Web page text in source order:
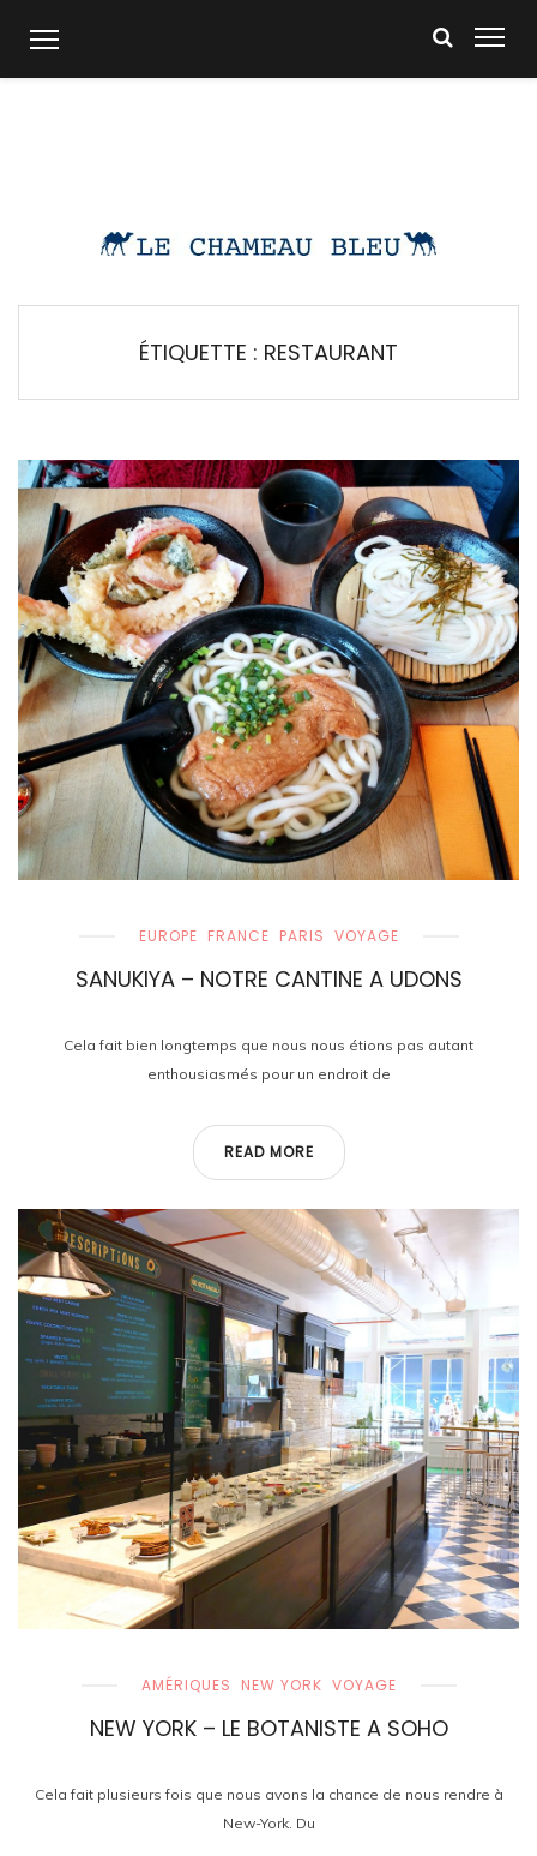
ÉTIQUETTE : RESTAURANT
EUROPE FRANCE PARIS VOYAGE
SANUKIYA – NOTRE CANTINE A UDONS
Cela fait bien longtemps que nous nous étions pas autant
enthousiasmés pour un endroit de
READ MORE
AMÉRIQUES NEW YORK VOYAGE
NEW YORK – LE BOTANISTE A SOHO
Cela fait plusieurs fois que nous avons la chance de nous rendre à
New-York. Du